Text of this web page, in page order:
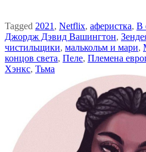
Tagged 2021 , Netflix, аферистка, В
Джордж Дэвид Вашингтон,
чистильщики, малькольм и мари,
концов света, Пеле, Племена
Хэнкс, Тьма